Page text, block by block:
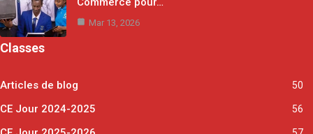
Mar 13, 2026
Classes
Articles de blog 50
CE Jour 2024-2025 56